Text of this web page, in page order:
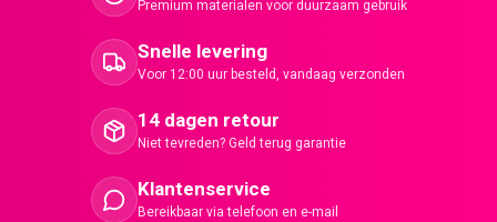
Premium materialen voor duurzaam gebruik
Snelle levering
Voor 12:00 uur besteld, vandaag verzonden
14 dagen retour
Niet tevreden? Geld terug garantie
Klantenservice
Bereikbaar via telefoon en e-mail